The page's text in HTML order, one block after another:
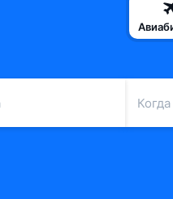
Когда